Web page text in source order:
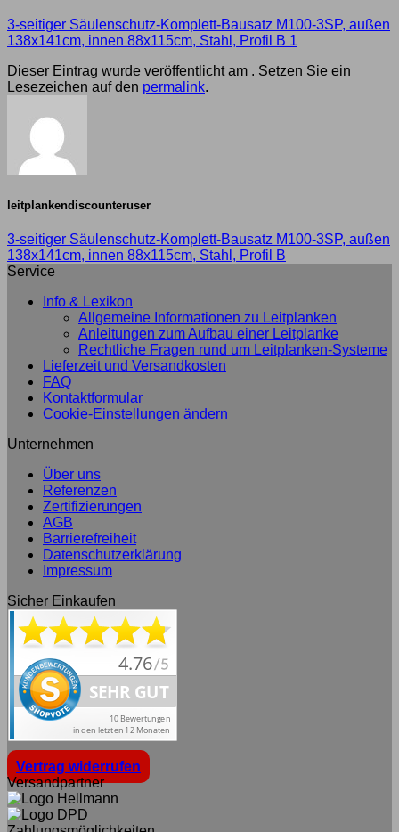
3-seitiger Säulenschutz-Komplett-Bausatz M100-3SP, außen
138x141cm, innen 88x115cm, Stahl, Profil B 1
Dieser Eintrag wurde veröffentlicht am . Setzen Sie ein
Lesezeichen auf den permalink.
leitplankendiscounteruser
3-seitiger Säulenschutz-Komplett-Bausatz M100-3SP, außen
138x141cm, innen 88x115cm, Stahl, Profil B
Service
Info & Lexikon
Allgemeine Informationen zu Leitplanken
Anleitungen zum Aufbau einer Leitplanke
Rechtliche Fragen rund um Leitplanken-Systeme
Lieferzeit und Versandkosten
FAQ
Kontaktformular
Cookie-Einstellungen ändern
Unternehmen
Über uns
Referenzen
Zertifizierungen
AGB
Barrierefreiheit
Datenschutzerklärung
Impressum
Sicher Einkaufen
Vertrag widerrufen
Versandpartner